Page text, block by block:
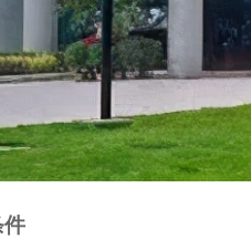
件